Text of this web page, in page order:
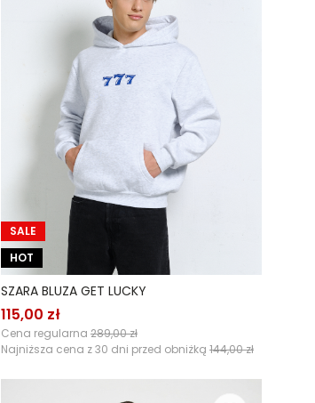
SALE
HOT
SZARA BLUZA GET LUCKY
115,00 zł
Cena regularna 289,00 zł
Najniższa cena z 30 dni przed obniżką 144,00 zł